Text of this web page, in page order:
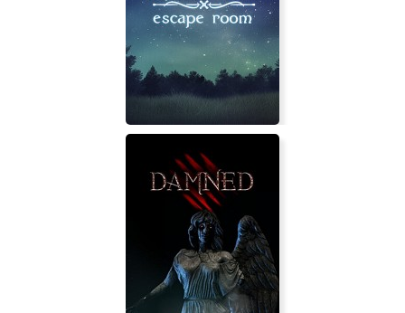
Blood
Mystic Academy: Escape Room